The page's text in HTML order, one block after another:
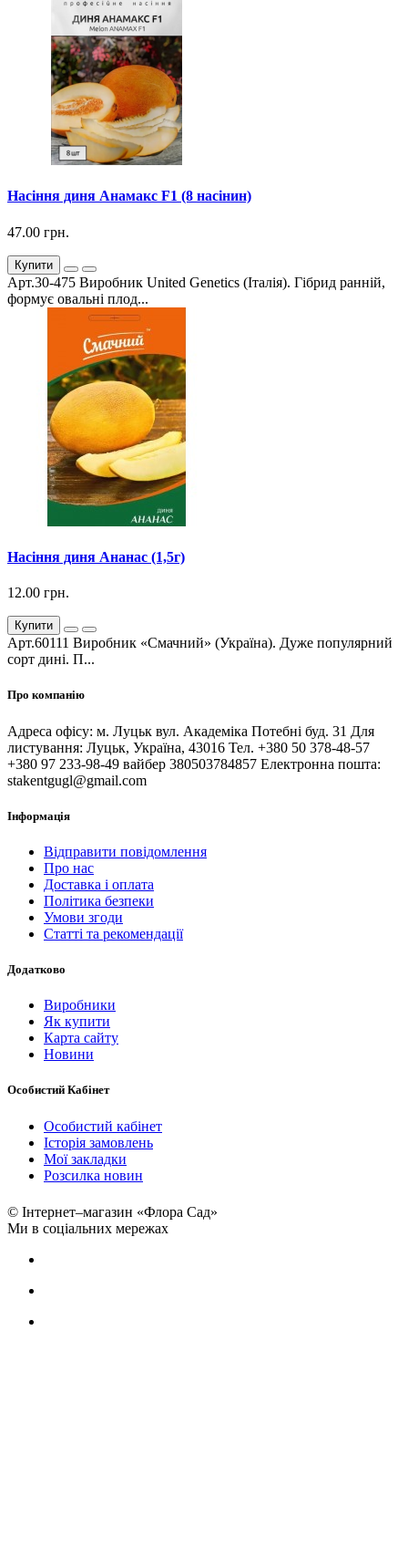
Насіння диня Анамакс F1 (8 насінин)
47.00 грн.
Купити
Арт.30-475 Виробник United Genetics (Італія). Гібрид ранній,
формує овальні плод...
Насіння диня Ананас (1,5г)
12.00 грн.
Купити
Арт.60111 Виробник «Смачний» (Україна). Дуже популярний
сорт дині. П...
Про компанію
Адреса офісу: м. Луцьк вул. Академіка Потебні буд. 31 Для
листування: Луцьк, Україна, 43016 Тел. +380 50 378-48-57
+380 97 233-98-49 вайбер 380503784857 Електронна пошта:
stakentgugl@gmail.com
Інформація
Відправити повідомлення
Про нас
Доставка і оплата
Політика безпеки
Умови згоди
Статті та рекомендації
Додатково
Виробники
Як купити
Карта сайту
Новини
Особистий Кабінет
Особистий кабінет
Історія замовлень
Мої закладки
Розсилка новин
© Інтернет–магазин «Флора Сад»
Ми в соціальних мережах